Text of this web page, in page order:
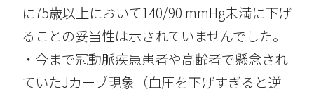
に75歳以上において140/90 mmHg未満に下げ
ることの妥当性は示されていませんでした。
・今まで冠動脈疾患患者や高齢者で懸念され
ていたJカーブ現象（血圧を下げすぎると逆